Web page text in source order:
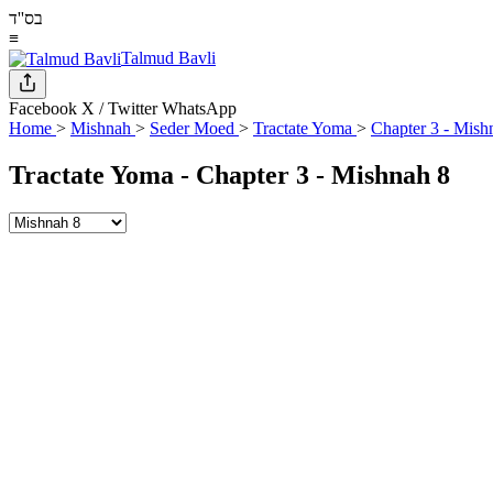
בס''ד
≡
Talmud Bavli
Facebook X / TwitterWhatsApp
Home > Mishnah > Seder Moed > Tractate Yoma > Chapter 3 -
Tractate Yoma - Chapter 3 - Mishnah 8